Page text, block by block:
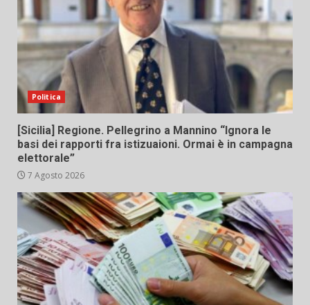
Politica
[Sicilia] Regione. Pellegrino a Mannino “Ignora le
basi dei rapporti fra istizuaioni. Ormai è in campagna
elettorale”
7 Agosto 2026